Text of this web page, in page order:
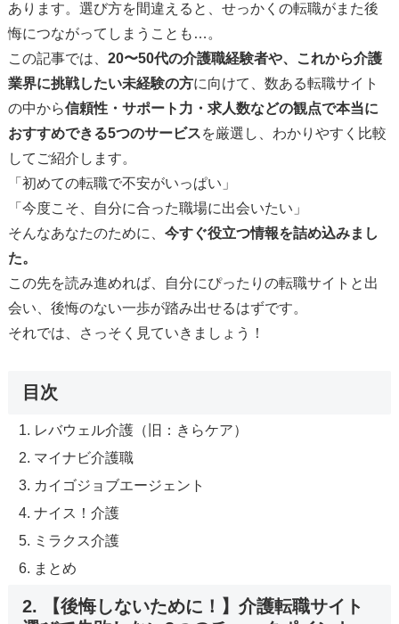
あります。選び方を間違えると、せっかくの転職がまた後
悔につながってしまうことも…。
この記事では、 20〜50代の介護職経験者や、これから介護
業界に挑戦したい未経験の方に向けて、数ある転職サイト
の中から信頼性・サポート力・求人数などの観点で本当に
おすすめできる5つのサービスを厳選し、わかりやすく比較
してご紹介します。
「初めての転職で不安がいっぱい」
「今度こそ、自分に合った職場に出会いたい」
そんなあなたのために、 今すぐ役立つ情報を詰め込みまし
た。
この先を読み進めれば、自分にぴったりの転職サイトと出
会い、後悔のない一歩が踏み出せるはずです。
それでは、さっそく見ていきましょう！
目次
レバウェル介護（旧：きらケア）
マイナビ介護職
カイゴジョブエージェント
ナイス！介護
ミラクス介護
まとめ
2. 【後悔しないために！】介護転職サイト